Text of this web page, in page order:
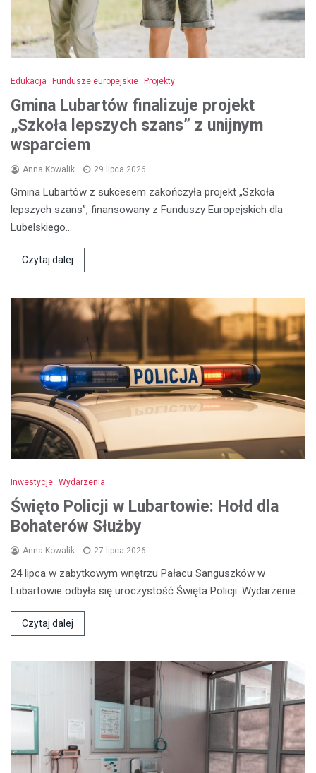
Edukacja Fundusze europejskie Projekty
Gmina Lubartów finalizuje projekt
„Szkoła lepszych szans” z unijnym
wsparciem
Anna Kowalik 29 lipca 2026
Gmina Lubartów z sukcesem zakończyła projekt „Szkoła
lepszych szans”, finansowany z Funduszy Europejskich dla
Lubelskiego…
Czytaj dalej
Inwestycje Wydarzenia
Święto Policji w Lubartowie: Hołd dla
Bohaterów Służby
Anna Kowalik 27 lipca 2026
24 lipca w zabytkowym wnętrzu Pałacu Sanguszków w
Lubartowie odbyła się uroczystość Święta Policji. Wydarzenie…
Czytaj dalej